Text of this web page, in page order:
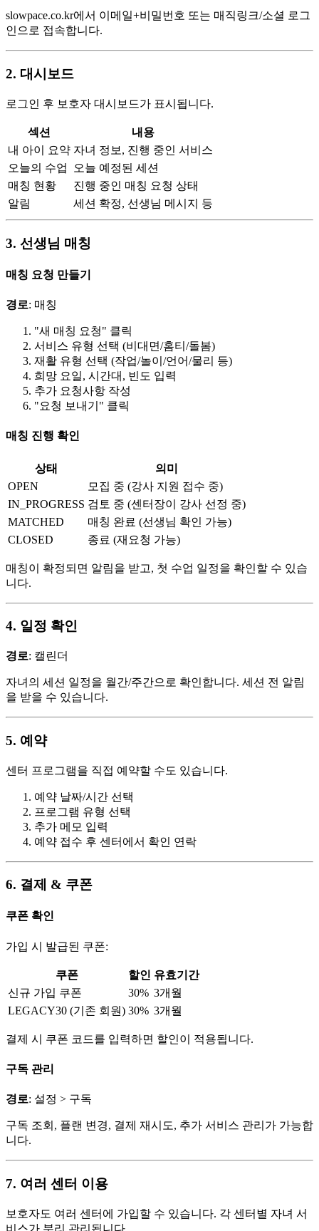
slowpace.co.kr에서 이메일+비밀번호 또는 매직링크/소셜 로그
인으로 접속합니다.
2. 대시보드
로그인 후 보호자 대시보드가 표시됩니다.
섹션
내용
내 아이 요약 자녀 정보, 진행 중인 서비스
오늘의 수업
오늘 예정된 세션
매칭 현황
진행 중인 매칭 요청 상태
알림
세션 확정, 선생님 메시지 등
3. 선생님 매칭
매칭 요청 만들기
경로: 매칭
"새 매칭 요청" 클릭
서비스 유형 선택 (비대면/홈티/돌봄)
재활 유형 선택 (작업/놀이/언어/물리 등)
희망 요일, 시간대, 빈도 입력
추가 요청사항 작성
"요청 보내기" 클릭
매칭 진행 확인
상태
의미
OPEN
모집 중 (강사 지원 접수 중)
IN_PROGRESS 검토 중 (센터장이 강사 선정 중)
MATCHED
매칭 완료 (선생님 확인 가능)
CLOSED
종료 (재요청 가능)
매칭이 확정되면 알림을 받고, 첫 수업 일정을 확인할 수 있습
니다.
4. 일정 확인
경로: 캘린더
자녀의 세션 일정을 월간/주간으로 확인합니다. 세션 전 알림
을 받을 수 있습니다.
5. 예약
센터 프로그램을 직접 예약할 수도 있습니다.
예약 날짜/시간 선택
프로그램 유형 선택
추가 메모 입력
예약 접수 후 센터에서 확인 연락
6. 결제 & 쿠폰
쿠폰 확인
가입 시 발급된 쿠폰:
쿠폰 할인 유효기간
신규 가입 쿠폰
30% 3개월
LEGACY30 (기존 회원) 30% 3개월
결제 시 쿠폰 코드를 입력하면 할인이 적용됩니다.
구독 관리
경로: 설정 > 구독
구독 조회, 플랜 변경, 결제 재시도, 추가 서비스 관리가 가능합
니다.
7. 여러 센터 이용
보호자도 여러 센터에 가입할 수 있습니다. 각 센터별 자녀 서
비스가 분리 관리됩니다.